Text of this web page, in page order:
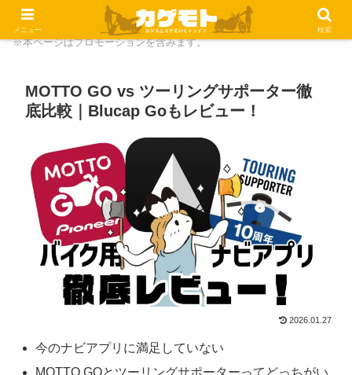
※本ページはプロモーションを含みます。
MOTTO GO vs ツーリングサポーター徹
底比較｜Blucap Goもレビュー！
2026.01.27
今のナビアプリに満足していない
MOTTO GOとツーリングサポーターってどっちがい
メニュー 検索